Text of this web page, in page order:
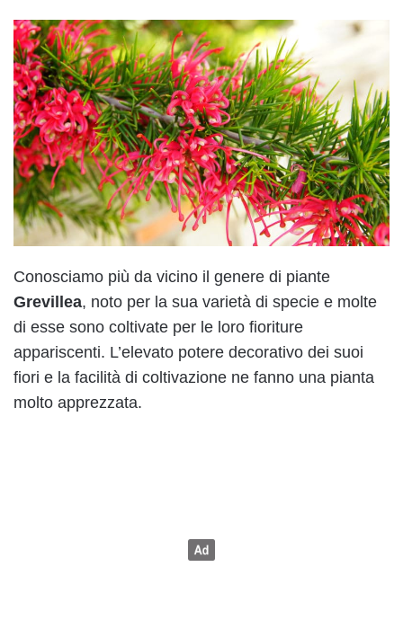
Conosciamo più da vicino il genere di piante
Grevillea, noto per la sua varietà di specie e molte
di esse sono coltivate per le loro fioriture
appariscenti. L’elevato potere decorativo dei suoi
fiori e la facilità di coltivazione ne fanno una pianta
molto apprezzata.